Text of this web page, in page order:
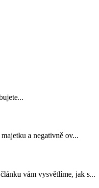
a negativně ov...
vám vysvětlíme, jak s...